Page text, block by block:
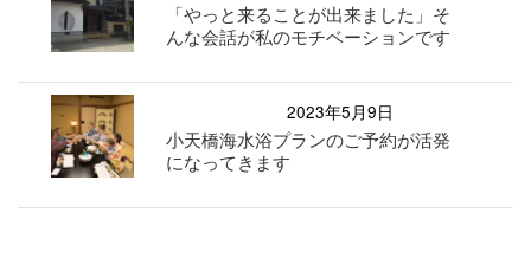
「やっと来ることが出来ました」そ
んな会話が私のモチベーションです
2023年5月9日
小天橋海水浴プランのご予約が活発
になってきます